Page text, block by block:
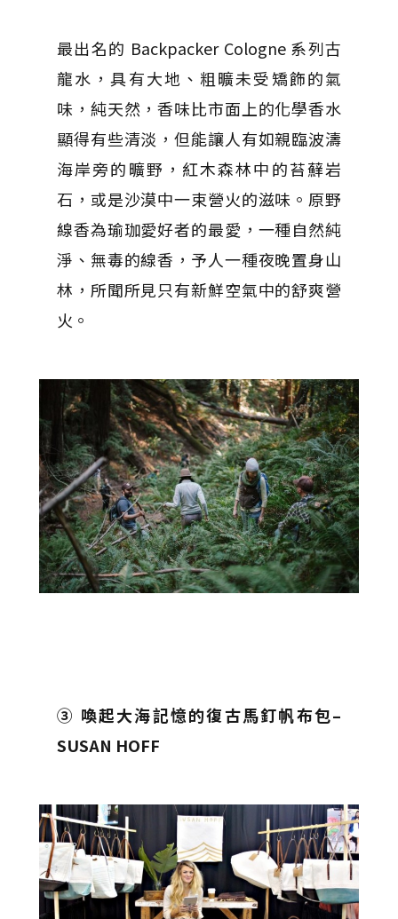
最出名的 Backpacker Cologne 系列古
龍水，具有大地、粗曠未受矯飾的氣
味，純天然，香味比市面上的化學香水
顯得有些清淡，但能讓人有如親臨波濤
海岸旁的曠野，紅木森林中的苔蘚岩
石，或是沙漠中一束營火的滋味。原野
線香為瑜珈愛好者的最愛，一種自然純
淨、無毒的線香，予人一種夜晚置身山
林，所聞所見只有新鮮空氣中的舒爽營
火。
③ 喚起大海記憶的復古馬釘帆布包–
SUSAN HOFF